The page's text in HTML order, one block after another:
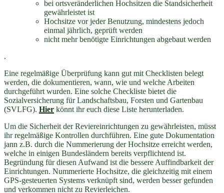
bei ortsveränderlichen Hochsitzen die Standsicherheit
gewährleistet ist
Hochsitze vor jeder Benutzung, mindestens jedoch
einmal jährlich, geprüft werden
nicht mehr benötigte Einrichtungen abgebaut werden
.
Eine regelmäßige Überprüfung kann gut mit Checklisten belegt
werden, die dokumentieren, wann, wie und welche Arbeiten
durchgeführt wurden. Eine solche Checkliste bietet die
Sozialversicherung für Landschaftsbau, Forsten und Gartenbau
(SVLFG). Hier könnt ihr euch diese Liste herunterladen.
Um die Sicherheit der Reviereinrichtungen zu gewährleisten, müsst
ihr regelmäßige Kontrollen durchführen. Eine gute Dokumentation
jann z.B. durch die Nummerierung der Hochsitze erreicht werden,
welche in einigen Bundesländern bereits verpflichtend ist.
Begründung für diesen Aufwand ist die bessere Auffindbarkeit der
Einrichtungen. Nummerierte Hochsitze, die gleichzeitig mit einem
GPS-gesteuerten Systems verknüpft sind, werden besser gefunden
und verkommen nicht zu Revierleichen.